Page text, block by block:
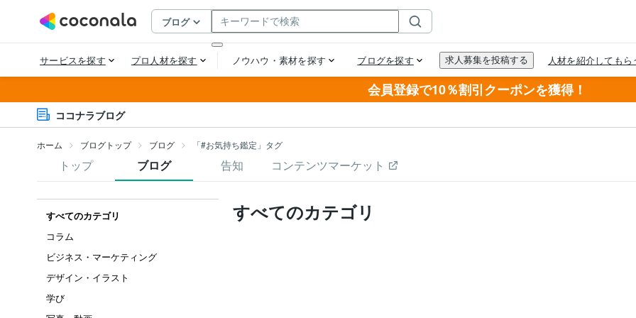
会員登録で10％割引クーポンを獲得！
ココナラブログ
ホーム ブログトップ ブログ 「#お気持ち鑑定」タグ
トップ ブログ 告知 コンテンツマーケット
すべてのカテゴリ
コラム
ビジネス・マーケティング
デザイン・イラスト
学び
すべてのカテゴリ